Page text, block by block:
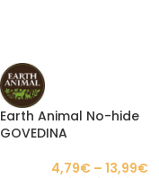
Earth Animal No-hide
GOVEDINA
4,79€ – 13,99€